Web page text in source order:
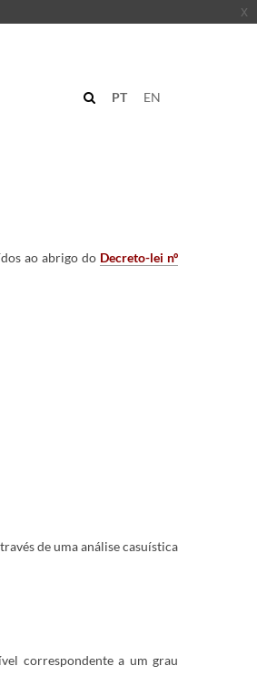
EN
PT
ao abrigo do Decreto-lei nº
de uma análise casuística
correspondente a um grau
x